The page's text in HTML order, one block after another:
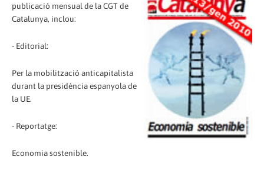
publicació mensual de la CGT de
Catalunya, inclou:
- Editorial:
Per la mobilització anticapitalista
durant la presidència espanyola de
la UE.
- Reportatge:
Economia sostenible.